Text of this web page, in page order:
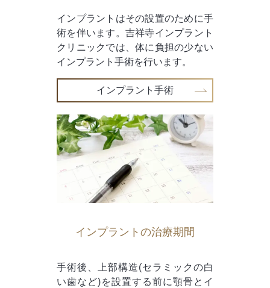
インプラントはその設置のために手
術を伴います。吉祥寺インプラント
クリニックでは、体に負担の少ない
インプラント手術を行います。
インプラント手術
インプラントの治療期間
手術後、上部構造(セラミックの白
い歯など)を設置する前に顎骨とイ